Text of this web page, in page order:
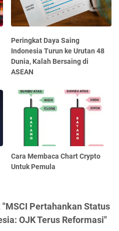
Peringkat Daya Saing
Indonesia Turun ke Urutan 48
Dunia, Kalah Bersaing di
ASEAN
Cara Membaca Chart Crypto
Untuk Pemula
Pertahankan Status
OJK Terus Reformasi"